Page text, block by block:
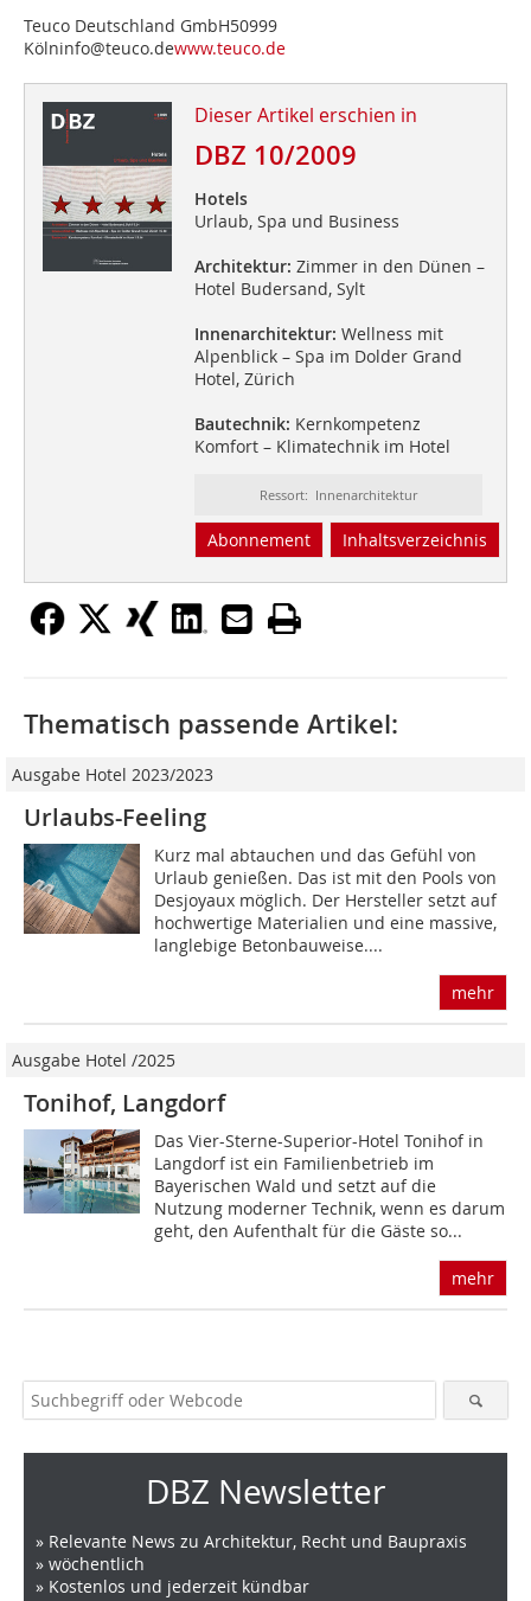
Teuco Deutschland GmbH50999
Kölninfo@teuco.dewww.teuco.de
Dieser Artikel erschien in
DBZ 10/2009
Hotels
Urlaub, Spa und Business
Architektur: Zimmer in den Dünen –
Hotel Budersand, Sylt
Innenarchitektur: Wellness mit
Alpenblick – Spa im Dolder Grand
Hotel, Zürich
Bautechnik: Kernkompetenz
Komfort – Klimatechnik im Hotel
Ressort: Innenarchitektur
Abonnement Inhaltsverzeichnis
Thematisch passende Artikel:
Ausgabe Hotel 2023/2023
Urlaubs-Feeling
Kurz mal abtauchen und das Gefühl von
Urlaub genießen. Das ist mit den Pools von
Desjoyaux möglich. Der Hersteller setzt auf
hochwertige Materialien und eine massive,
langlebige Betonbauweise....
mehr
Ausgabe Hotel /2025
Tonihof, Langdorf
Das Vier-Sterne-Superior-Hotel Tonihof in
Langdorf ist ein Familienbetrieb im
Bayerischen Wald und setzt auf die
Nutzung moderner Technik, wenn es darum
geht, den Aufenthalt für die Gäst­e so...
mehr
DBZ Newsletter
» Relevante News zu Architektur, Recht und Baupraxis
» wöchentlich
» Kostenlos und jederzeit kündbar